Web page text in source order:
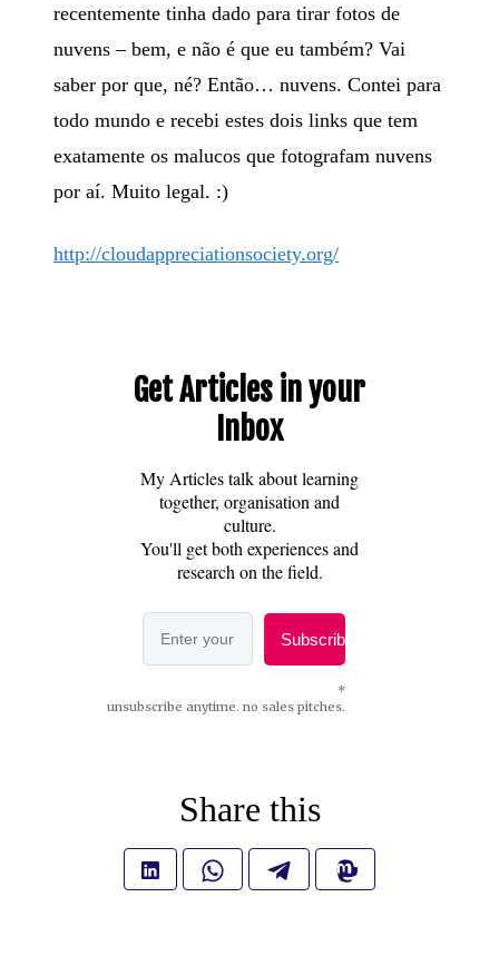
recentemente tinha dado para tirar fotos de
nuvens – bem, e não é que eu também? Vai
saber por que, né? Então… nuvens. Contei para
todo mundo e recebi estes dois links que tem
exatamente os malucos que fotografam nuvens
por aí. Muito legal. :)
http://cloudappreciationsociety.org/
Share this